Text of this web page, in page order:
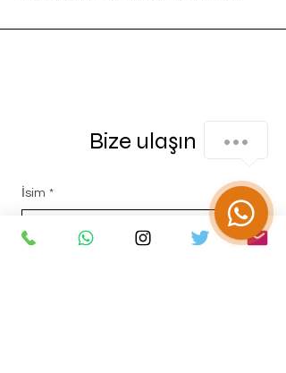
Bize ulaşın
İsim *